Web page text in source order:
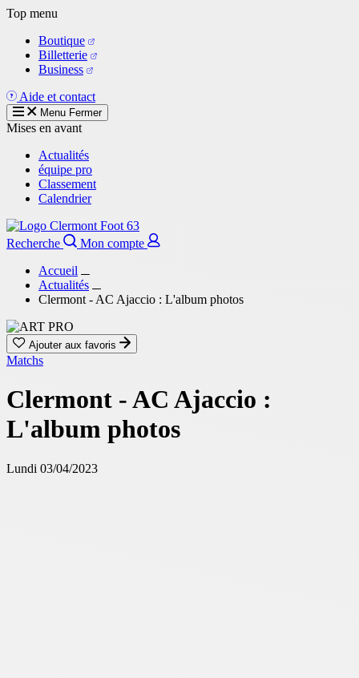
Aller
contenu
principal
Top menu
Boutique
Billetterie
Business
Aide et contact
Menu Fermer
Mises en avant
Actualités
équipe pro
Classement
Calendrier
Recherche
Mon compte
Accueil
Actualités
Clermont - AC Ajaccio : L'album photos
Ajouter aux favoris
Matchs
Clermont - AC Ajaccio :
L'album photos
Lundi 03/04/2023